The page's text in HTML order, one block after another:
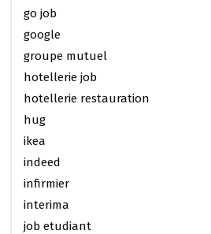
go job
google
groupe mutuel
hotellerie job
hotellerie restauration
hug
ikea
indeed
infirmier
interima
job etudiant